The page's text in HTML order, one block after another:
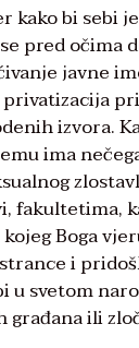
kako bi sebi
pred očima
javne
privatizacija
izvora.
ima
fakultetima,
Boga
i
u svetom
ili